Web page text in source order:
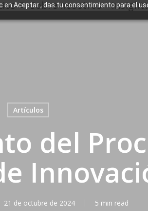
Aceptar , das tu consentimiento para el
Sobre nosotros
Artículos
del
21 de octubre de 2024 5 min read